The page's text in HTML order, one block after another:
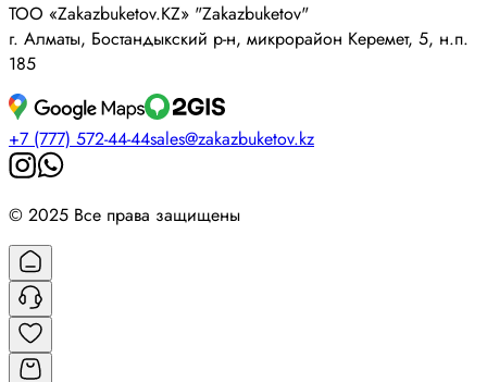
ТОО «Zakazbuketov.KZ» "Zakazbuketov"
г. Алматы, Бостандыкский р-н, микрорайон Керемет, 5, н.п.
185
+7 (777) 572-44-44sales@zakazbuketov.kz
© 2025 Все права защищены